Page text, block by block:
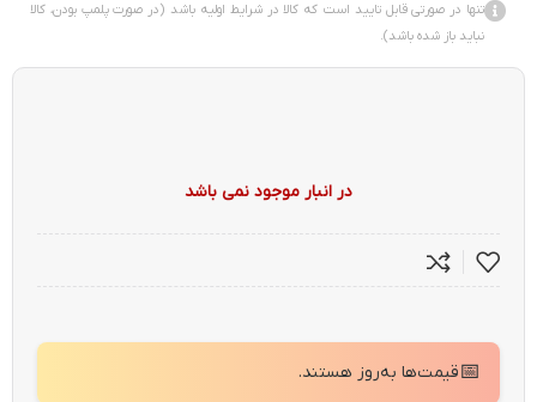
تنها در صورتی قابل تایید است که کالا در شرایط اولیه باشد (در صورت پلمپ بودن، کالا
نباید باز شده باشد).
در انبار موجود نمی باشد
📅قیمت‌ها به‌روز هستند.